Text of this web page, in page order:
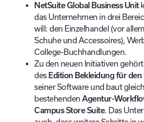
NetSuite Global Business Unit
das Unternehmen in drei
will: den Einzelhandel (vor
Schuhe und Accessoires),
College-Buchhandlungen.
Zu den neuen Initiativen
des Edition Bekleidung für den
seiner Software und baut
bestehenden Agentur-
Campus Store Suite. Das